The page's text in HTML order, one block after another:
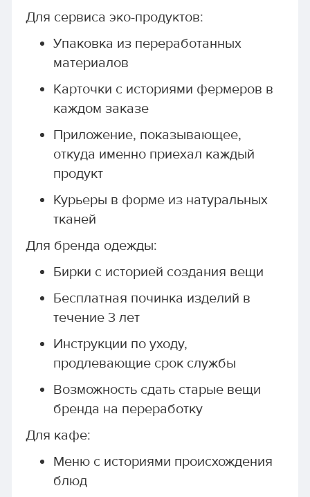
Для сервиса эко-продуктов:
Упаковка из переработанных
материалов
Карточки с историями фермеров в
каждом заказе
Приложение, показывающее,
откуда именно приехал каждый
продукт
Курьеры в форме из натуральных
тканей
Для бренда одежды:
Бирки с историей создания вещи
Бесплатная починка изделий в
течение 3 лет
Инструкции по уходу,
продлевающие срок службы
Возможность сдать старые вещи
бренда на переработку
Для кафе:
Меню с историями происхождения
блюд